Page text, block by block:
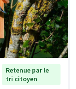
Retenue par le
tri citoyen